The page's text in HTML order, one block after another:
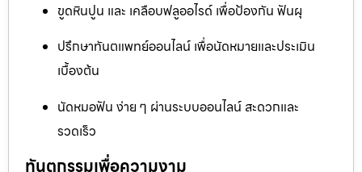
ขูดหินปูน และ เคลือบฟลูออไรด์ เพื่อป้องกัน ฟันผุ
ปรึกษาทันตแพทย์ออนไลน์ เพื่อนัดหมายและประเมิน
เบื้องต้น
นัดหมอฟัน ง่าย ๆ ผ่านระบบออนไลน์ สะดวกและ
รวดเร็ว
ทันตกรรมเพื่อความงาม